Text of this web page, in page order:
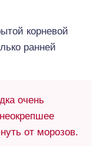
корневой
ранней
очень
от морозов.